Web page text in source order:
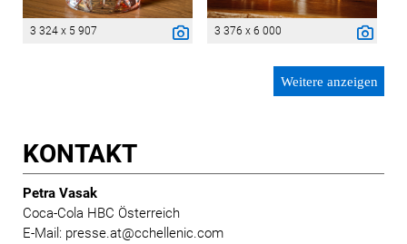
3 324 x 5 907 3 376 x 6 000
Weitere anzeigen
KONTAKT
Petra Vasak
Coca-Cola HBC Österreich
E-Mail: presse.at@cchellenic.com